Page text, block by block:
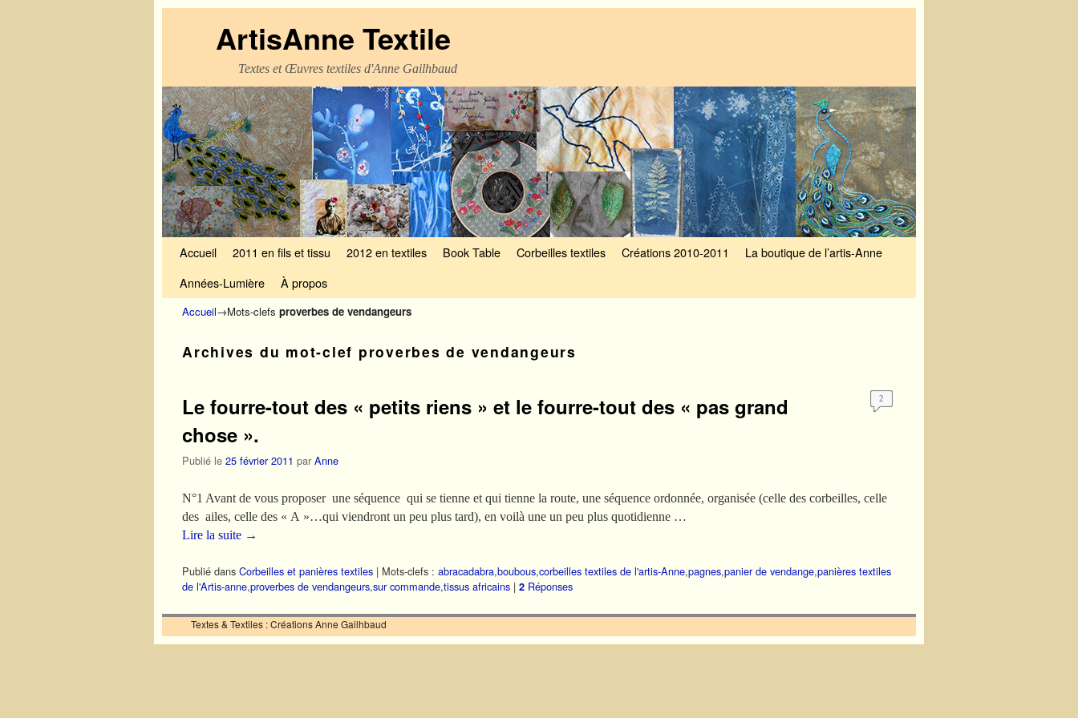
ArtisAnne Textile
Textes et Œuvres textiles d'Anne Gailhbaud
Accueil 2011 en fils et tissu 2012 en textiles Book Table Corbeilles textiles Créations 2010-2011
La boutique de l’artis-Anne
Années-Lumière
À propos
Accueil→Mots-clefs proverbes de vendangeurs
Archives du mot-clef proverbes de vendangeurs
Le fourre-tout des « petits riens » et le fourre-tout des « pas grand
chose ».
Publié le 25 février 2011 par Anne
2
N°1 Avant de vous proposer une séquence qui se tienne et qui tienne la route, une séquence ordonnée, organisée (celle des corbeilles, celle
des ailes, celle des « A »…qui viendront un peu plus tard), en voilà une un peu plus quotidienne …
Lire la suite →
Publié dans Corbeilles et panières textiles | Mots-clefs : abracadabra,boubous,corbeilles textiles de l'artis-Anne,pagnes,panier de vendange,panières textiles
de l'Artis-anne,proverbes de vendangeurs,sur commande,tissus africains | 2 Réponses
Textes & Textiles : Créations Anne Gailhbaud